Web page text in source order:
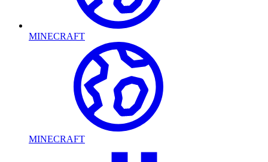
MINECRAFT
MINECRAFT